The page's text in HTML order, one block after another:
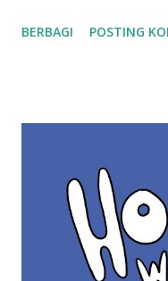
jadinya saat millenials
dilengkapi dengan tips
dapat menjadi terapi diri.
BERBAGI POSTING